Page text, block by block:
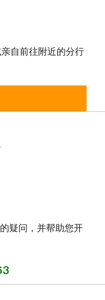
自前往附近的分行
疑问，并帮助您开